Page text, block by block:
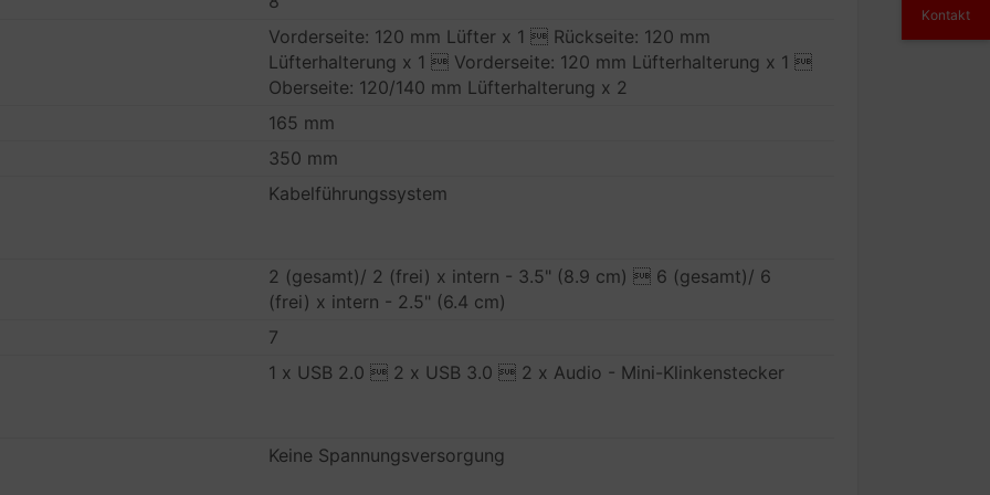
Vorderseite: 120 mm Lüfter x 1  Rückseite: 120 mm
Lüfterhalterung x 1  Vorderseite: 120 mm Lüfterhalterung x 1 
Oberseite: 120/140 mm Lüfterhalterung x 2
165 mm
350 mm
Kabelführungssystem
2 (gesamt)/ 2 (frei) x intern - 3.5" (8.9 cm)  6 (gesamt)/ 6
(frei) x intern - 2.5" (6.4 cm)
7
1 x USB 2.0  2 x USB 3.0  2 x Audio - Mini-Klinkenstecker
Keine Spannungsversorgung
Kontakt